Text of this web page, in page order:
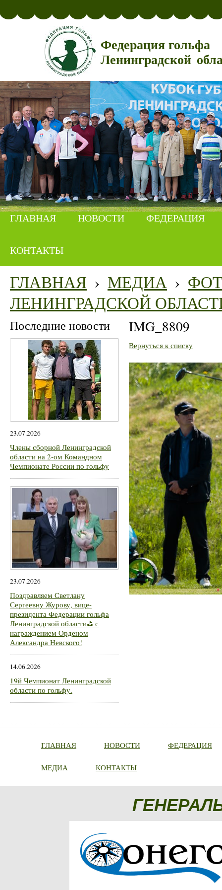
Федерация гольфа
Ленинградской
ГЛАВНАЯ НОВОСТИ ФЕДЕРАЦИЯ
КОНТАКТЫ
ГЛАВНАЯ › МЕДИА ›
ЛЕНИНГРАДСКОЙ
Последние новости
23.07.2026
Члены сборной Ленинградской
области на 2-ом Командном
Чемпионате России по гольфу
23.07.2026
Поздравляем Светлану
Сергеевну Журову, вице-
президента Федерации гольфа
Ленинградской области⛳ с
награждением Орденом
Александра Невского!
14.06.2026
19й Чемпионат Ленинградской
области по гольфу.
IMG_8809
Вернуться к списку
ГЛАВНАЯ НОВОСТИ ФЕДЕРАЦИЯ
МЕДИА КОНТАКТЫ